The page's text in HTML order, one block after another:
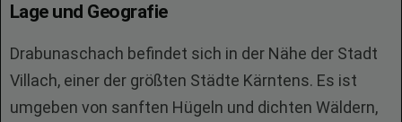
Lage und Geografie
Drabunaschach befindet sich in der Nähe der Stadt
Villach, einer der größten Städte Kärntens. Es ist
umgeben von sanften Hügeln und dichten Wäldern,